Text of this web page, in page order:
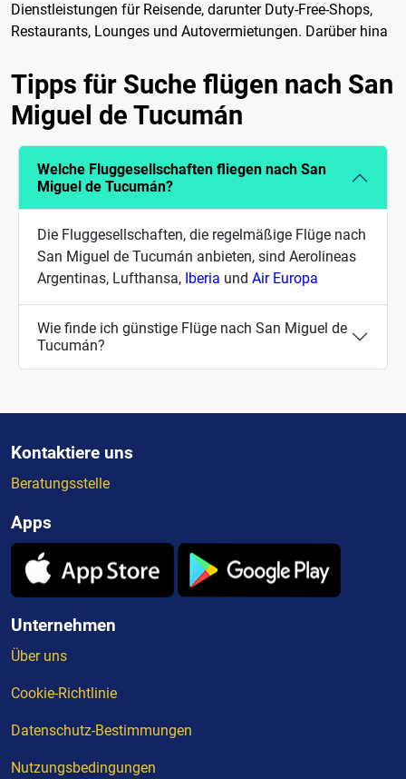
Dienstleistungen für Reisende, darunter Duty-Free-Shops,
Restaurants, Lounges und Autovermietungen. Darüber hina
Tipps für Suche flügen nach San
Miguel de Tucumán
Welche Fluggesellschaften fliegen nach San
Miguel de Tucumán?
Die Fluggesellschaften, die regelmäßige Flüge nach
San Miguel de Tucumán anbieten, sind Aerolineas
Argentinas, Lufthansa, Iberia und Air Europa
Wie finde ich günstige Flüge nach San Miguel de
Tucumán?
Kontaktiere uns
Beratungsstelle
Apps
Unternehmen
Über uns
Cookie-Richtlinie
Datenschutz-Bestimmungen
Nutzungsbedingungen